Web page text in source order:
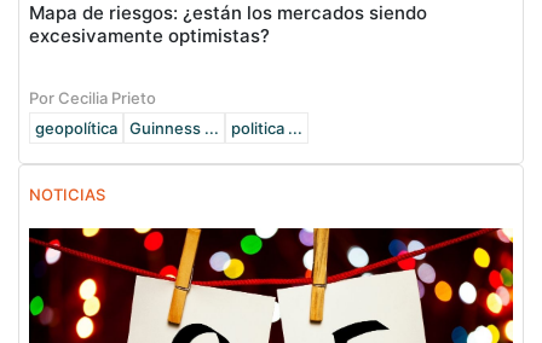
Mapa de riesgos: ¿están los mercados siendo
excesivamente optimistas?
Por Cecilia Prieto
geopolítica
Guinness ... politica ...
NOTICIAS